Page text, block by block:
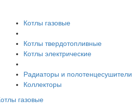
Котлы газовые
Котлы твердотопливные
Котлы электрические
Радиаторы и полотенцесушители
Коллекторы
газовые